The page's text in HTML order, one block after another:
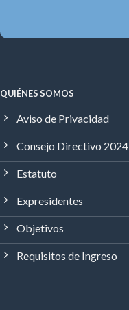
QUIÉNES SOMOS
Aviso de Privacidad
Consejo Directivo 2024
Estatuto
Expresidentes
Objetivos
Requisitos de Ingreso